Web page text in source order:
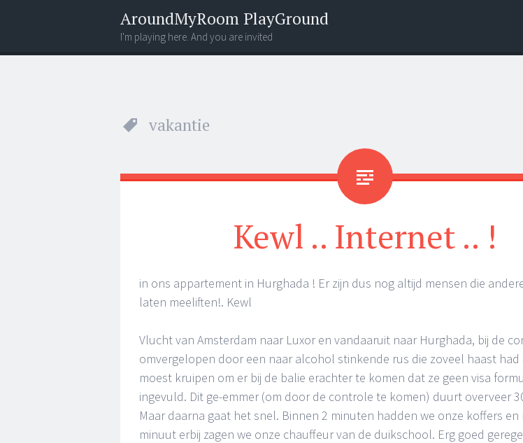
AroundMyRoom PlayGround
I'm playing here. And you are invited
Menu
Widgets
Search
vakantie
Kewl .. Internet .. !
in ons appartement in Hurghada ! Er zijn dus nog altijd mensen die
laten meeliften!. Kewl
Vlucht van Amsterdam naar Luxor en vandaaruit naar Hurghada, bij de
omvergelopen door een naar alcohol stinkende rus die zoveel haast
moest kruipen om er bij de balie erachter te komen dat ze geen visa
ingevuld. Dit ge-emmer (om door de controle te komen) duurt overveer
Maar daarna gaat het snel. Binnen 2 minuten hadden we onze koffers en
minuut erbij zagen we onze chauffeur van de duikschool. Erg goed